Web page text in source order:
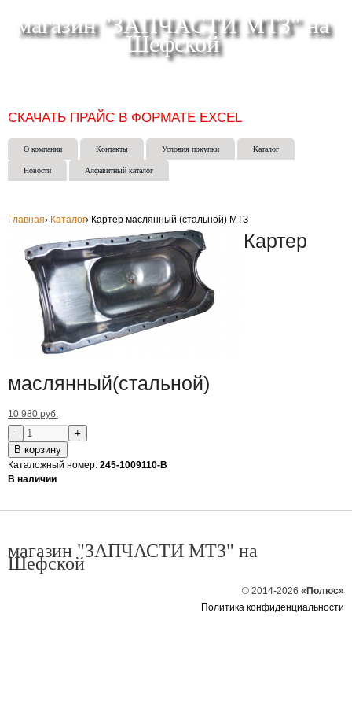
магазин "ЗАПЧАСТИ МТЗ" на
Шефской
СКАЧАТЬ ПРАЙС В ФОРМАТЕ EXCEL
О компании Контакты Условия покупки Каталог
Новости Алфавитный каталог
Главная› Каталог› Картер маслянный (стальной) МТЗ
Картер
маслянный(стальной)
10 980 руб.
В корзину
Каталожный номер: 245-1009110-В
В наличии
магазин "ЗАПЧАСТИ МТЗ" на
Шефской
© 2014-2026 «Полюс»
Политика конфиденциальности